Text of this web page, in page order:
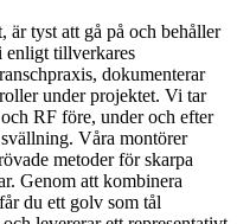
tyst att gå på och behåller
enligt tillverkares
dokumenterar
under projektet. Vi tar
RF före, under och efter
Våra montörer
metoder för skarpa
Genom att kombinera
du ett golv som tål